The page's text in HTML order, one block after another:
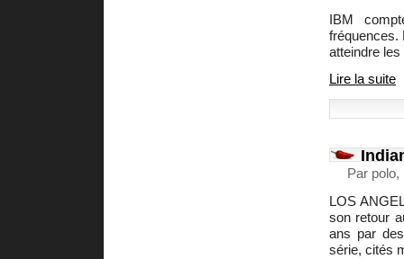
IBM
fréquences.
atteindre
Lire la suite
Par
LOS
son retour
ans par
série, cités